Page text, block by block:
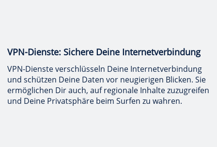
VPN-Dienste: Sichere Deine Internetverbindung
VPN-Dienste verschlüsseln Deine Internetverbindung
und schützen Deine Daten vor neugierigen Blicken. Sie
ermöglichen Dir auch, auf regionale Inhalte zuzugreifen
und Deine Privatsphäre beim Surfen zu wahren.